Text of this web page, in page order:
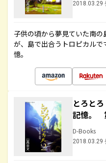
2018.03.29
子供の頃から夢見ていた南
が、島で出合うトロピカル
憶。
とろと
記憶。
D-Books
2018.03.29